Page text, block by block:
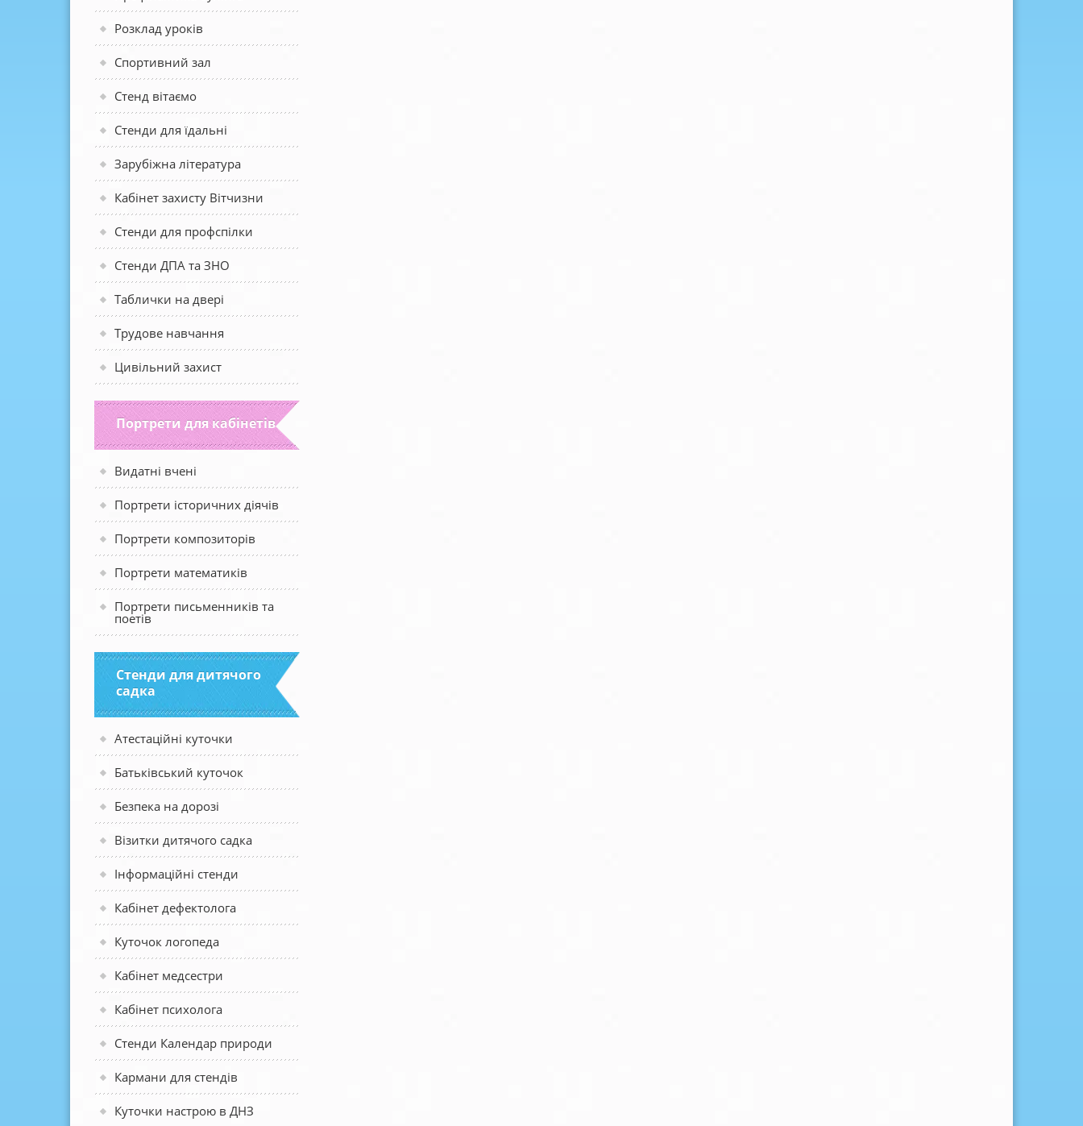
Розклад уроків
Спортивний зал
Стенд вітаємо
Стенди для їдальні
Зарубіжна література
Кабінет захисту Вітчизни
Стенди для профспілки
Стенди ДПА та ЗНО
Таблички на двері
Трудове навчання
Цивільний захист
Портрети для кабінетів
Видатні вчені
Портрети історичних діячів
Портрети композиторів
Портрети математиків
Портрети письменників та
поетів
Стенди для дитячого
садка
Атестаційні куточки
Батьківський куточок
Безпека на дорозі
Візитки дитячого садка
Інформаційні стенди
Кабінет дефектолога
Куточок логопеда
Кабінет медсестри
Кабінет психолога
Стенди Календар природи
Кармани для стендів
Куточки настрою в ДНЗ